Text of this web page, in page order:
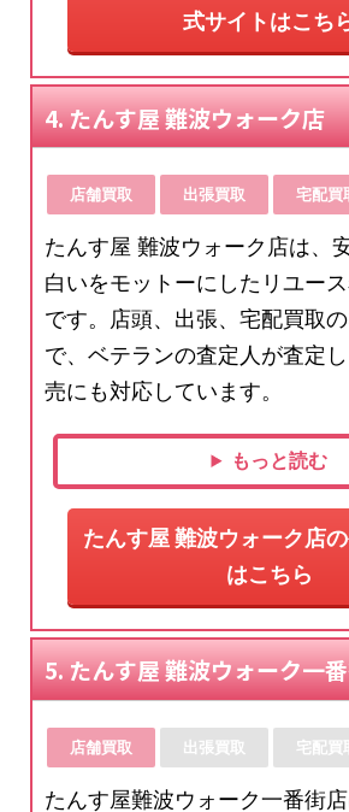
式サイトはこち
4. たんす屋 難波ウォーク店
店舗買取 出張買取 宅配買
たんす屋 難波ウォーク店は、
白いをモットーにしたリユー
です。店頭、出張、宅配買取
で、ベテランの査定人が査定
売にも対応しています。
もっと読む
たんす屋 難波ウォーク店
はこちら
5. たんす屋 難波ウォーク一
店舗買取 出張買取 宅配買
たんす屋難波ウォーク一番街